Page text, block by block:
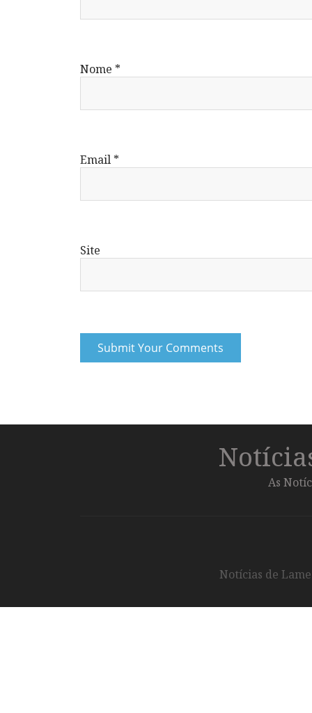
Nome *
Email *
Site
As
Notícias de